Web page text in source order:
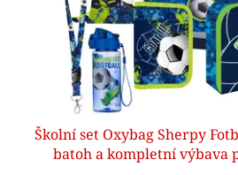
Školní set Oxybag Sherpy
batoh a kompletní výbava